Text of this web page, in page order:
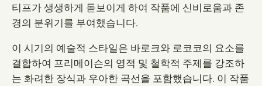
티프가 생생하게 돋보이게 하여 작품에 신비로움과 존
경의 분위기를 부여했습니다.
이 시기의 예술적 스타일은 바로크와 로코코의 요소를
결합하여 프리메이슨의 영적 및 철학적 주제를 강조하
는 화려한 장식과 우아한 곡선을 포함했습니다. 이 작품